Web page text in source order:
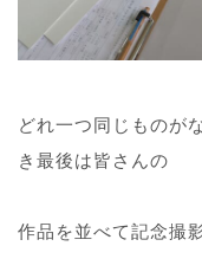
どれ一つ同じものが
き最後は皆さんの
作品を並べて記念撮